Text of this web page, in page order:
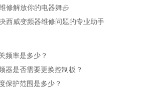
修解放你的电器舞步
西威变频器维修问题的专业助手
频率是多少？
器是否需要更换控制板？
保护范围是多少？